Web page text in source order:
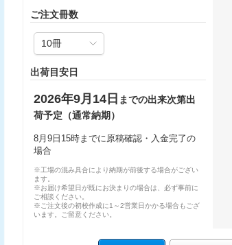
ご注文冊数
出荷目安日
2026年9月14日 までの出来次第出
荷予定（通常納期）
8月9日15時までに原稿確認・入金完了の
場合
※工場の混み具合により納期が前後する場合がござい
ます。
※お届け希望日が既にお決まりの場合は、必ず事前に
ご相談ください。
※ご注文後の初校作成に1～2営業日かかる場合もござ
います。ご留意ください。